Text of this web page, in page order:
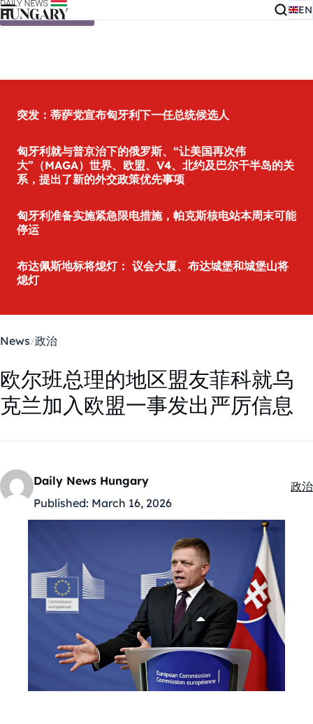
Skip to content EN
突发：蒂萨党宣布匈牙利下一任总统候选人
匈牙利就与普京治下的俄罗斯、“让美国再次伟
大”（MAGA）世界、欧盟、V4、北约及巴尔干半岛的关
系，提出了新的外交政策优先事项
匈牙利准备实施紧急限电措施，帕克斯核电站本周末可能
停运
布达佩斯地标将熄灯： 议会大厦、布达城堡和城堡山将
熄灯
News 政治
欧尔班总理的地区盟友菲科就乌
克兰加入欧盟一事发出严厉信息
Daily News Hungary
Published: March 16, 2026
政治